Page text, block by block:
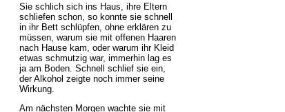
Sie schlich sich ins Haus, ihre Eltern
schliefen schon, so konnte sie schnell
in ihr Bett schlüpfen, ohne erklären zu
müssen, warum sie mit offenen Haaren
nach Hause kam, oder warum ihr Kleid
etwas schmutzig war, immerhin lag es
ja am Boden. Schnell schlief sie ein,
der Alkohol zeigte noch immer seine
Wirkung.
Am nächsten Morgen wachte sie mit